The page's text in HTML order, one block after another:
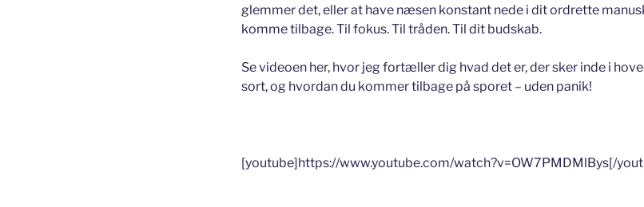
glemmer det, eller at have næsen konstant nede i dit ordrette
komme tilbage. Til fokus. Til tråden. Til dit budskab.
Se videoen her, hvor jeg fortæller dig hvad det er, der sker inde i
sort, og hvordan du kommer tilbage på sporet – uden panik!
[youtube]https://www.youtube.com/watch?v=OW7PMDMlBys[/